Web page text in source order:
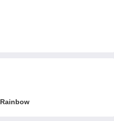
Rainbow